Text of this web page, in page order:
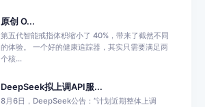
原创 O...
第五代智能戒指体积缩小了 40%，带来了截然不同
的体验。 一个好的健康追踪器，其实只需要满足两
个核...
DeepSeek拟上调API服...
8月6日，DeepSeek公告：“计划近期整体上调